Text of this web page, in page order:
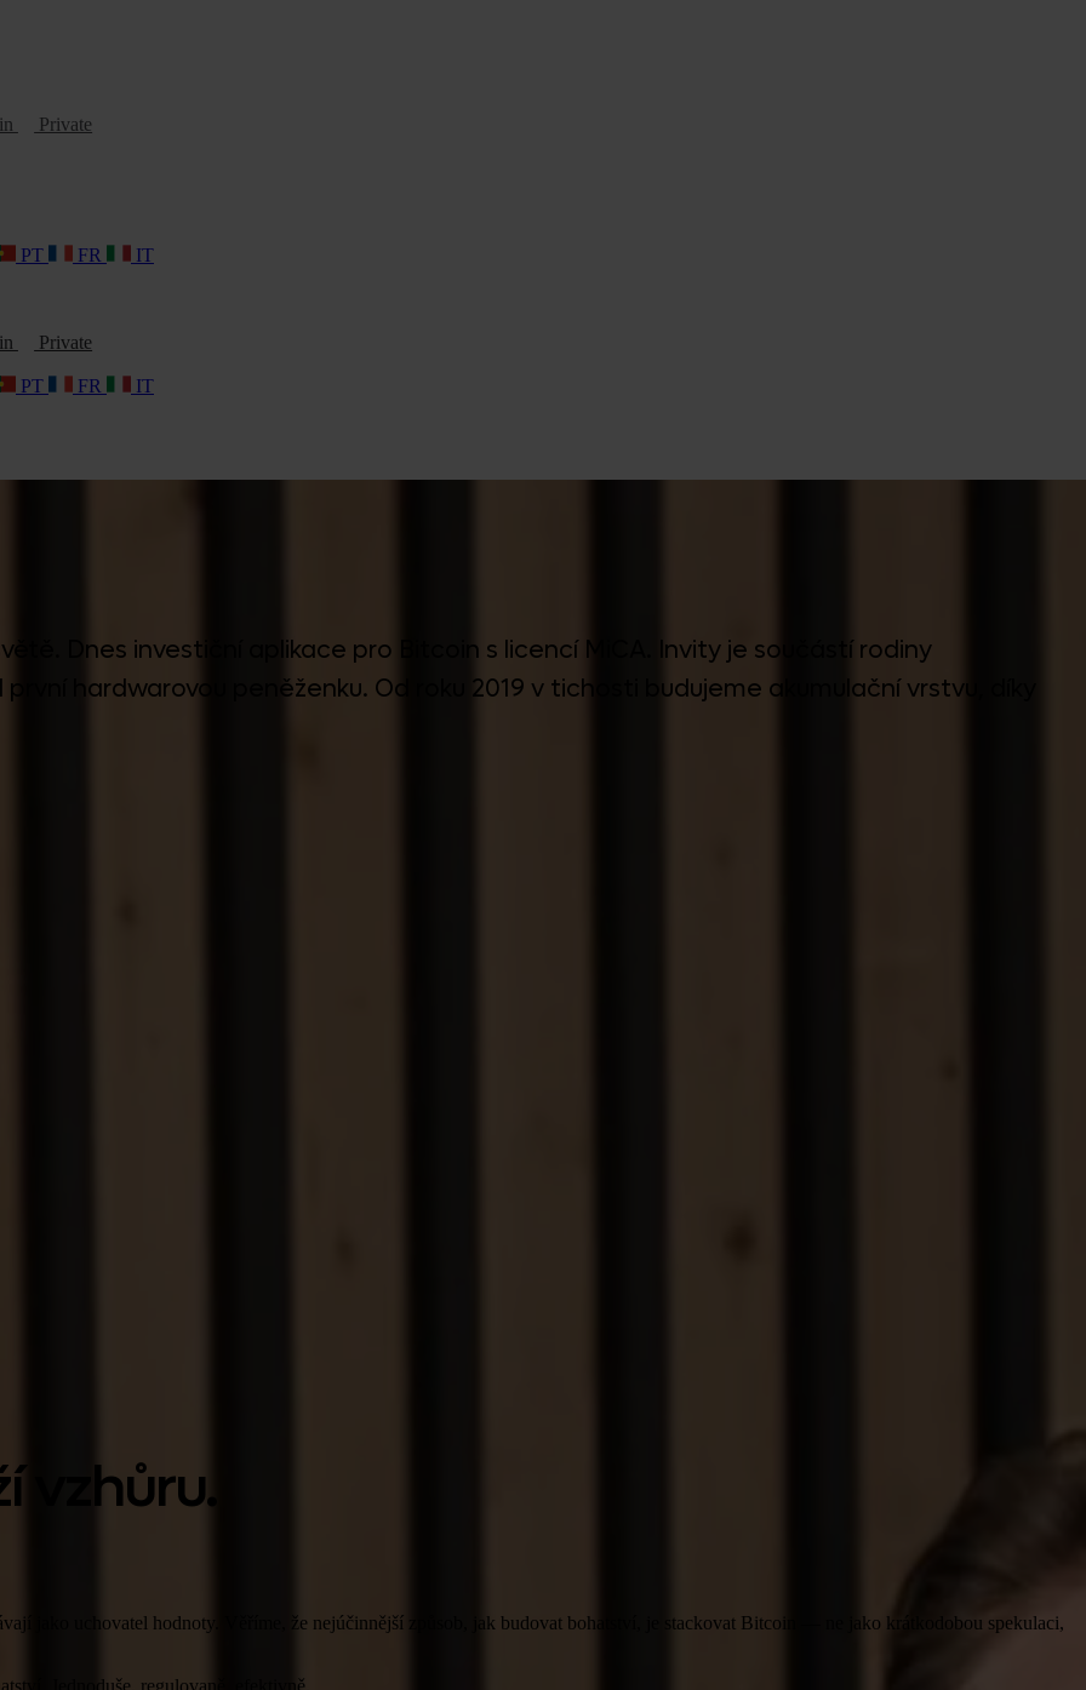
Private
PT FR
IT
Private
PT FR
IT
Dnes investiční aplikace pro Bitcoin s licencí MiCA. Invity je součástí rodiny
hardwarovou peněženku. Od roku 2019 v tichosti budujeme akumulační vrstvu, díky
vzhůru.
jako uchovatel hodnoty. Věříme, že nejúčinnější způsob, jak budovat bohatství, je stackovat Bitcoin — ne jako krátkodobou spekulaci,